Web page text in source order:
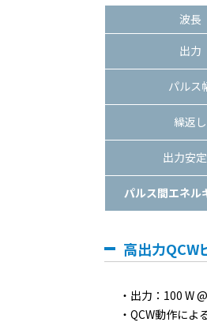
波長
出力
パルス
繰返し
出力安
パルス間エネル
高出力QCW
出力：100 W
QCW動作によ